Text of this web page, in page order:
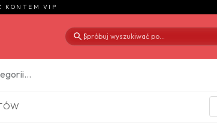
KONTEM VIP
Spróbuj wyszukiwać po...
|